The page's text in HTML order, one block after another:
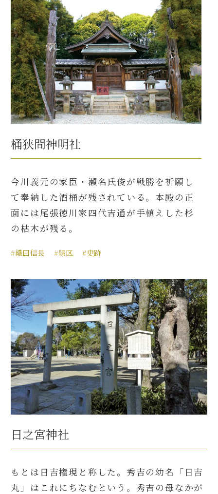
桶狭間神明社
今川義元の家臣・瀬名氏俊が戦勝を祈願し
て奉納した酒桶が残されている。本殿の正
面には尾張徳川家四代吉通が手植えした杉
の枯木が残る。
#織田信長 #緑区 #史跡
日之宮神社
もとは日吉権現と称した。秀吉の幼名「日吉
丸」はこれにちなむという。秀吉の母なかが